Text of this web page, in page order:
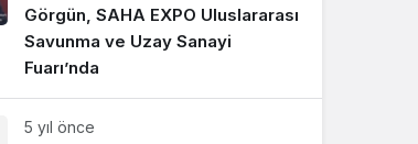
Görgün, SAHA EXPO Uluslararası
Savunma ve Uzay Sanayi
Fuarı’nda
5 yıl önce